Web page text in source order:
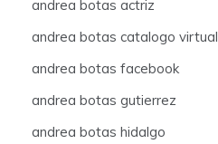
andrea botas actriz
andrea botas catalogo virtual
andrea botas facebook
andrea botas gutierrez
andrea botas hidalgo